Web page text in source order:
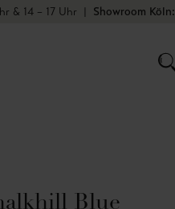
& 14 – 17 Uhr | Showroom Köln:
Blue